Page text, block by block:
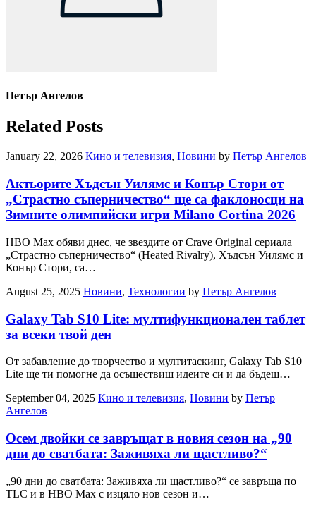
Петър Ангелов
Related Posts
January 22, 2026 Кино и телевизия, Новини by Петър Ангелов
Актьорите Хъдсън Уилямс и Конър Стори от
„Страстно съперничество“ ще са факлоносци на
Зимните олимпийски игри Milano Cortina 2026
HBO Max обяви днес, че звездите от Crave Original сериала
„Страстно съперничество“ (Heated Rivalry), Хъдсън Уилямс и
Конър Стори, са…
August 25, 2025 Новини, Технологии by Петър Ангелов
Galaxy Tab S10 Lite: мултифункционален таблет
за всеки твой ден
От забавление до творчество и мултитаскинг, Galaxy Tab S10
Lite ще ти помогне да осъществиш идеите си и да бъдеш…
September 04, 2025 Кино и телевизия, Новини by Петър
Ангелов
Oсем двойки се завръщат в новия сезон на „90
дни до сватбата: Заживяха ли щастливо?“
„90 дни до сватбата: Заживяха ли щастливо?“ се завръща по
TLC и в HBO Max с изцяло нов сезон и…